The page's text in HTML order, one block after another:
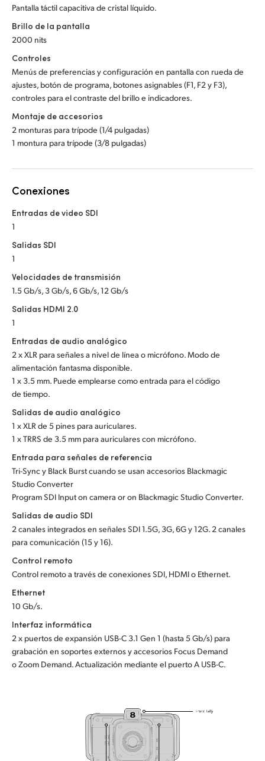
Pantalla táctil capacitiva de cristal líquido.
Brillo de la pantalla
2000 nits
Controles
Menús de preferencias y configuración en pantalla con rueda de
ajustes, botón de programa, botones asignables (F1, F2 y F3),
controles para el contraste del brillo e indicadores.
Montaje de accesorios
2 monturas para trípode (1/4 pulgadas)
1 montura para trípode (3/8 pulgadas)
Conexiones
Entradas de video SDI
1
Salidas SDI
1
Velocidades de transmisión
1.5 Gb/s, 3 Gb/s, 6 Gb/s, 12 Gb/s
Salidas HDMI 2.0
1
Entradas de audio analógico
2 x XLR para señales a nivel de línea o micrófono. Modo de
alimentación fantasma disponible.
1 x 3.5 mm. Puede emplearse como entrada para el código
de tiempo.
Salidas de audio analógico
1 x XLR de 5 pines para auriculares.
1 x TRRS de 3.5 mm para auriculares con micrófono.
Entrada para señales de referencia
Tri-Sync y Black Burst cuando se usan accesorios Blackmagic
Studio Converter
Program SDI Input on camera or on Blackmagic Studio Converter.
Salidas de audio SDI
2 canales integrados en señales SDI 1.5G, 3G, 6G y 12G. 2 canales
para comunicación (15 y 16).
Control remoto
Control remoto a través de conexiones SDI, HDMI o Ethernet.
Ethernet
10 Gb/s.
Interfaz informática
2 x puertos de expansión USB-C 3.1 Gen 1 (hasta 5 Gb/s) para
grabación en soportes externos y accesorios Focus Demand
o Zoom Demand. Actualización mediante el puerto A USB-C.